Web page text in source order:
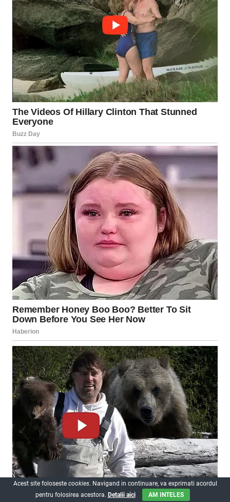
Acest site foloseste cookies. Navigand in continuare, va exprimati acordul
pentru folosirea acestora. Detalii aici AM INTELES